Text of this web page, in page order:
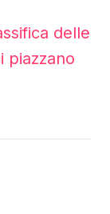
delle
piazzano